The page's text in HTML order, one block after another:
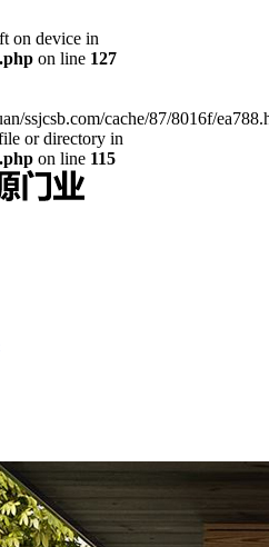
on device in
on line 127
ssjcsb.com/cache/87/8016f/
or directory in
on line 115